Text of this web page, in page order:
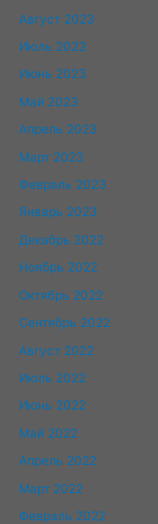
Август 2023
Июль 2023
Июнь 2023
Май 2023
Апрель 2023
Март 2023
Февраль 2023
Январь 2023
Декабрь 2022
Ноябрь 2022
Октябрь 2022
Сентябрь 2022
Август 2022
Июль 2022
Июнь 2022
Май 2022
Апрель 2022
Март 2022
Февраль 2022